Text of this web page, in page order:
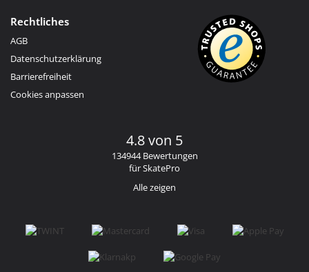
Rechtliches
AGB
Datenschutzerklärung
Barrierefreiheit
Cookies anpassen
4.8 von 5
134944 Bewertungen
für SkatePro
Alle zeigen